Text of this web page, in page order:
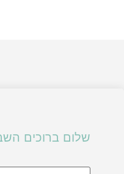
שלום ברוכים